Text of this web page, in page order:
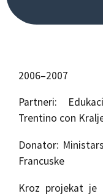
2006–2007
Partneri:
Trentino con
Donator:
Francuske
Kroz projekat je